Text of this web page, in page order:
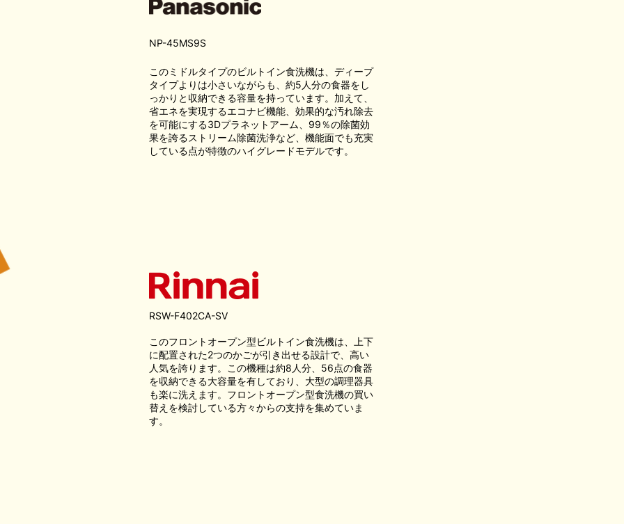
このミドルタイプのビルトイン食洗機は、ディープ
タイプよりは小さいながらも、約5人分の食器をし
っかりと収納できる容量を持っています。加えて、
省エネを実現するエコナビ機能、効果的な汚れ除去
を可能にする3Dプラネットアーム、99％の除菌効
果を誇るストリーム除菌洗浄など、機能面でも充実
している点が特徴のハイグレードモデルです。
NP-45MS9S
このフロントオープン型ビルトイン食洗機は、上下
に配置された2つのかごが引き出せる設計で、高い
人気を誇ります。この機種は約8人分、56点の食器
を収納できる大容量を有しており、大型の調理器具
も楽に洗えます。フロントオープン型食洗機の買い
替えを検討している方々からの支持を集めていま
す。
RSW-F402CA-SV